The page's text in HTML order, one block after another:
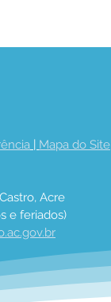
| Mapa do Site
Acre
e feriados)